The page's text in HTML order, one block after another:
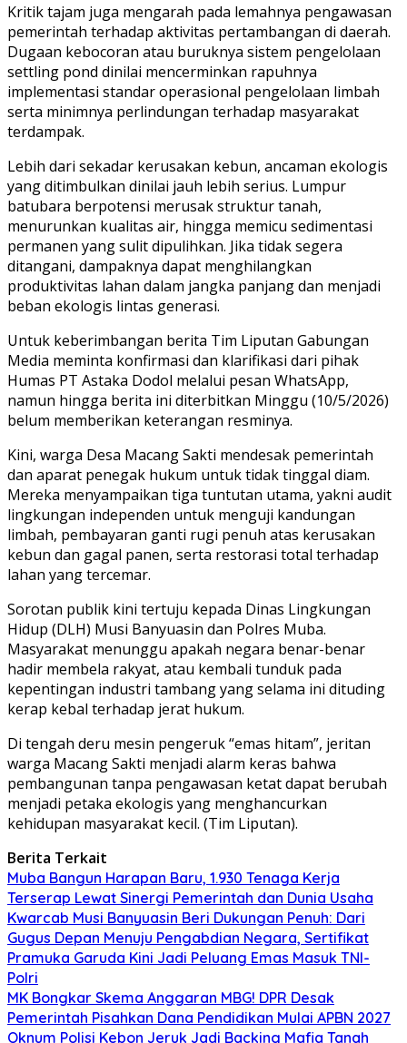
Kritik tajam juga mengarah pada lemahnya pengawasan
pemerintah terhadap aktivitas pertambangan di daerah.
Dugaan kebocoran atau buruknya sistem pengelolaan
settling pond dinilai mencerminkan rapuhnya
implementasi standar operasional pengelolaan limbah
serta minimnya perlindungan terhadap masyarakat
terdampak.
Lebih dari sekadar kerusakan kebun, ancaman ekologis
yang ditimbulkan dinilai jauh lebih serius. Lumpur
batubara berpotensi merusak struktur tanah,
menurunkan kualitas air, hingga memicu sedimentasi
permanen yang sulit dipulihkan. Jika tidak segera
ditangani, dampaknya dapat menghilangkan
produktivitas lahan dalam jangka panjang dan menjadi
beban ekologis lintas generasi.
Untuk keberimbangan berita Tim Liputan Gabungan
Media meminta konfirmasi dan klarifikasi dari pihak
Humas PT Astaka Dodol melalui pesan WhatsApp,
namun hingga berita ini diterbitkan Minggu (10/5/2026)
belum memberikan keterangan resminya.
Kini, warga Desa Macang Sakti mendesak pemerintah
dan aparat penegak hukum untuk tidak tinggal diam.
Mereka menyampaikan tiga tuntutan utama, yakni audit
lingkungan independen untuk menguji kandungan
limbah, pembayaran ganti rugi penuh atas kerusakan
kebun dan gagal panen, serta restorasi total terhadap
lahan yang tercemar.
Sorotan publik kini tertuju kepada Dinas Lingkungan
Hidup (DLH) Musi Banyuasin dan Polres Muba.
Masyarakat menunggu apakah negara benar-benar
hadir membela rakyat, atau kembali tunduk pada
kepentingan industri tambang yang selama ini dituding
kerap kebal terhadap jerat hukum.
Di tengah deru mesin pengeruk “emas hitam”, jeritan
warga Macang Sakti menjadi alarm keras bahwa
pembangunan tanpa pengawasan ketat dapat berubah
menjadi petaka ekologis yang menghancurkan
kehidupan masyarakat kecil. (Tim Liputan).
Berita Terkait
Muba Bangun Harapan Baru, 1.930 Tenaga Kerja
Terserap Lewat Sinergi Pemerintah dan Dunia Usaha
Kwarcab Musi Banyuasin Beri Dukungan Penuh: Dari
Gugus Depan Menuju Pengabdian Negara, Sertifikat
Pramuka Garuda Kini Jadi Peluang Emas Masuk TNI-
Polri
MK Bongkar Skema Anggaran MBG! DPR Desak
Pemerintah Pisahkan Dana Pendidikan Mulai APBN 2027
Oknum Polisi Kebon Jeruk Jadi Backing Mafia Tanah